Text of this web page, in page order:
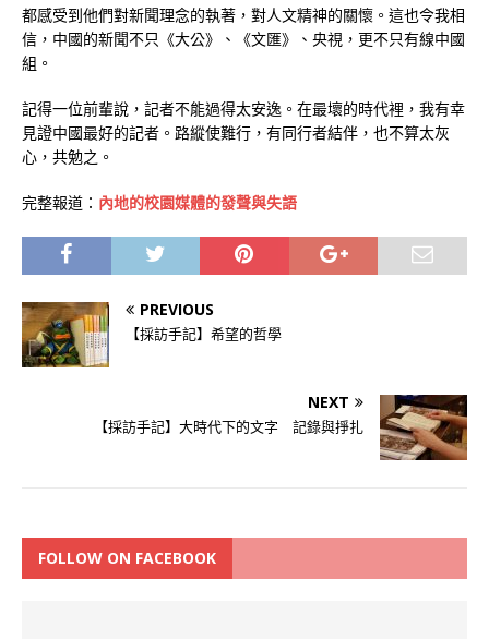
都感受到他們對新聞理念的執著，對人文精神的關懷。這也令我相
信，中國的新聞不只《大公》、《文匯》、央視，更不只有線中國
組。
記得一位前輩說，記者不能過得太安逸。在最壞的時代裡，我有幸
見證中國最好的記者。路縱使難行，有同行者結伴，也不算太灰
心，共勉之。
完整報道： 內地的校園媒體的發聲與失語
PREVIOUS
【採訪手記】希望的哲學
NEXT
【採訪手記】大時代下的文字 記錄與掙扎
FOLLOW ON FACEBOOK